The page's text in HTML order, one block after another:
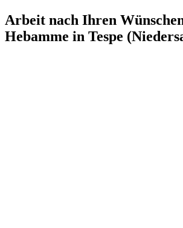
Arbeit nach Ihren
Hebamme in Tespe